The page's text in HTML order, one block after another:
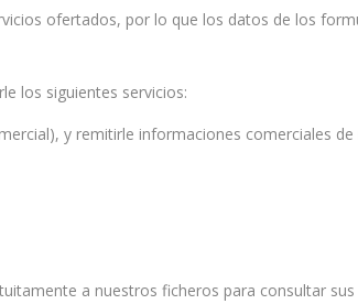
ofertados, por lo que los datos de los
los siguientes servicios:
y remitirle informaciones comerciales
a nuestros ficheros para consultar